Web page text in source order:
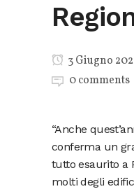
3 Giugno
0 comments
“Anche
conferma un
tutto esaurito a
molti degli